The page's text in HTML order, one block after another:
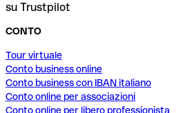
su Trustpilot
CONTO
Tour virtuale
Conto business online
Conto business con IBAN italiano
Conto online per associazioni
Conto online per libero professionista